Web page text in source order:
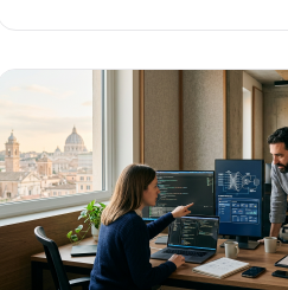
Raffaele.